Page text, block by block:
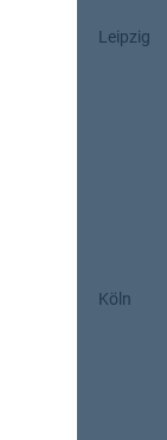
Leipzig
Köln